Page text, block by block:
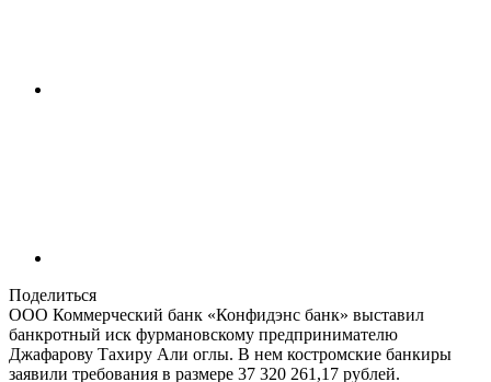
Поделиться
ООО Коммерческий банк «Конфидэнс банк» выставил
банкротный иск фурмановскому предпринимателю
Джафарову Тахиру Али оглы. В нем костромские банкиры
заявили требования в размере 37 320 261,17 рублей.